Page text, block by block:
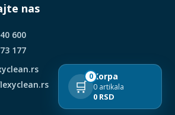
nas
600
177
🛒
0Korpa
0 artikala
0 RSD